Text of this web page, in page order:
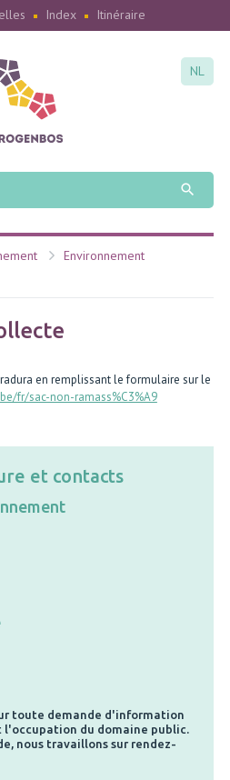
Index Itinéraire
NL
Environnement
en remplissant le formulaire sur le
fr/sac-non-ramass%C3%A9
et contacts
toute demande d'information
l'occupation du domaine public.
nous travaillons sur rendez-